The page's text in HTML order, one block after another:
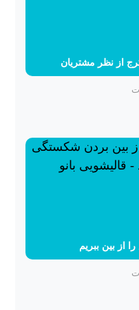
بین ببریم